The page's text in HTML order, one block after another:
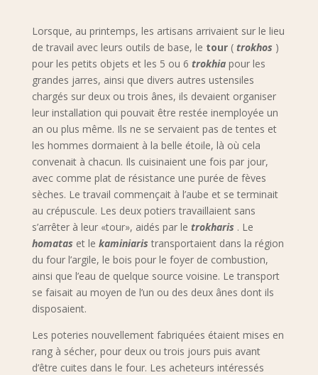
Lorsque, au printemps, les artisans arrivaient sur le lieu
de travail avec leurs outils de base, le tour ( trokhos )
pour les petits objets et les 5 ou 6 trokhia pour les
grandes jarres, ainsi que divers autres ustensiles
chargés sur deux ou trois ânes, ils devaient organiser
leur installation qui pouvait être restée inemployée un
an ou plus même. Ils ne se servaient pas de tentes et
les hommes dormaient à la belle étoile, là où cela
convenait à chacun. Ils cuisinaient une fois par jour,
avec comme plat de résistance une purée de fèves
sèches. Le travail commençait à l’aube et se terminait
au crépuscule. Les deux potiers travaillaient sans
s’arrêter à leur «tour», aidés par le trokharis . Le
homatas et le kaminiaris transportaient dans la région
du four l’argile, le bois pour le foyer de combustion,
ainsi que l’eau de quelque source voisine. Le transport
se faisait au moyen de l’un ou des deux ânes dont ils
disposaient.
Les poteries nouvellement fabriquées étaient mises en
rang à sécher, pour deux ou trois jours puis avant
d’être cuites dans le four. Les acheteurs intéressés